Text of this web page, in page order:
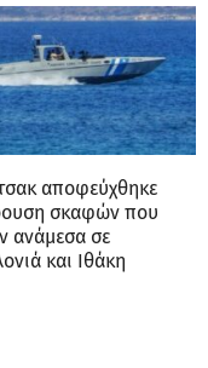
αποφεύχθηκε
σκαφών που
ανάμεσα σε
και Ιθάκη